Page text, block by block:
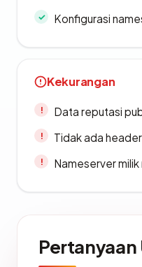
Konfigurasi
Kekurangan
Data reputasi
Tidak ada
Nameserver
Pertanyaan